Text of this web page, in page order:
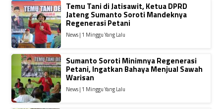
Temu Tani di Jatisawit, Ketua DPRD
Jateng Sumanto Soroti Mandeknya
Regenerasi Petani
News | 1 Minggu Yang Lalu
Sumanto Soroti Minimnya Regenerasi
Petani, Ingatkan Bahaya Menjual Sawah
Warisan
News | 1 Minggu Yang Lalu